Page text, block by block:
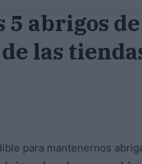
abrigos
de las
para mantenernos